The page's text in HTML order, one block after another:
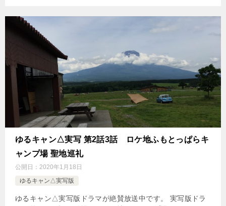
ゆるキャン△実写 第2話3話 ロケ地ふもとっぱらキ
ャンプ場 聖地巡礼
公開日： 2020年1月18日
ゆるキャン△実写版
ゆるキャン△実写版ドラマが絶賛放送中です。 実写版ドラ